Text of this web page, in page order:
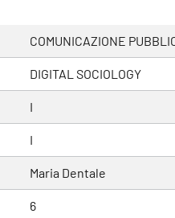
COMUNICAZIONE
DIGITAL SOCIOLOGY
I
I
Maria Dentale
6